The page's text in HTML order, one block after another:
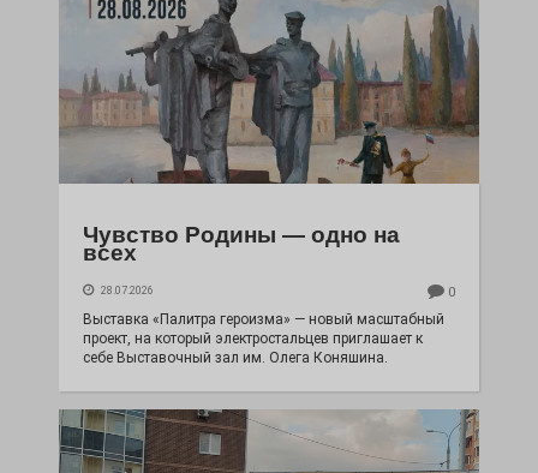
Чувство Родины — одно на
всех
28.07.2026 0
Выставка «Палитра героизма» — новый масштабный
проект, на который электростальцев приглашает к
себе Выставочный зал им. Олега Коняшина.